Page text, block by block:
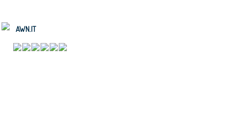
AWN.IT